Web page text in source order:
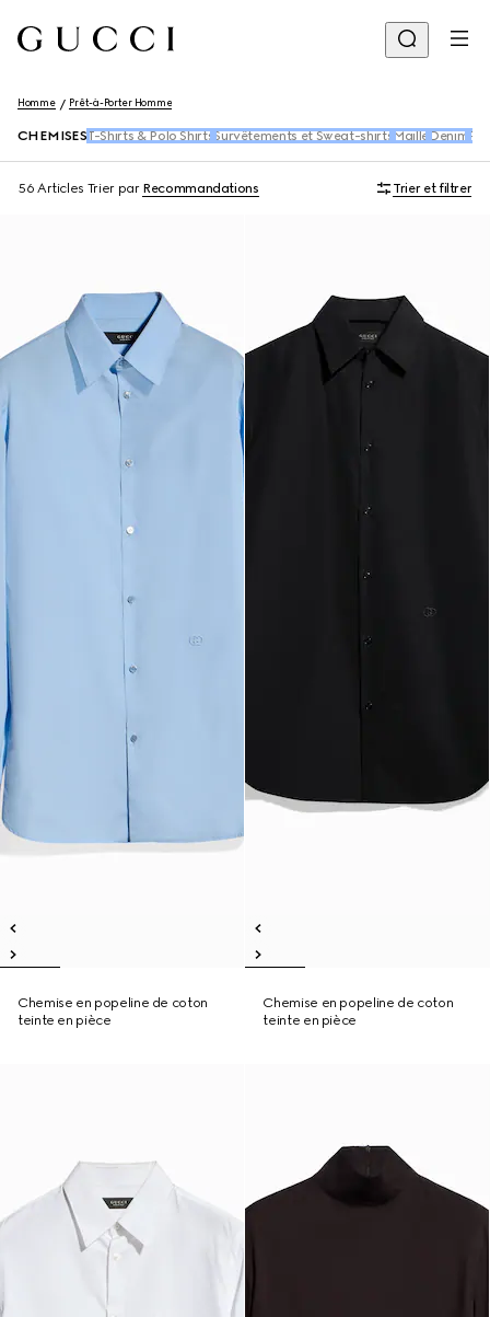
Homme Prêt-à-Porter Homme
CHEMISES T-Shirts & Polo Shirts Survêtements et Sweat-shirts Maille Denim
56 Articles Trier par Recommandations Trier et filtrer
Chemise en popeline de coton
teinte en pièce
Chemise en popeline de coton
teinte en pièce